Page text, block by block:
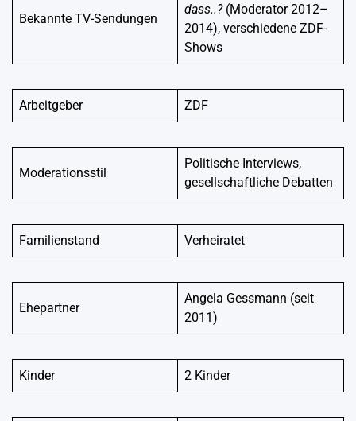
Bekannte TV-Sendungen
dass..?(Moderator 2012–
2014), verschiedene ZDF-
Shows
Arbeitgeber ZDF
Moderationsstil
Politische Interviews,
gesellschaftliche Debatten
Familienstand Verheiratet
Ehepartner
Angela Gessmann (seit
2011)
Kinder 2 Kinder